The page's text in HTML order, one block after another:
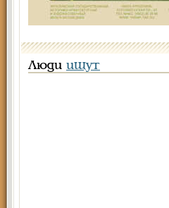
Люди ищут